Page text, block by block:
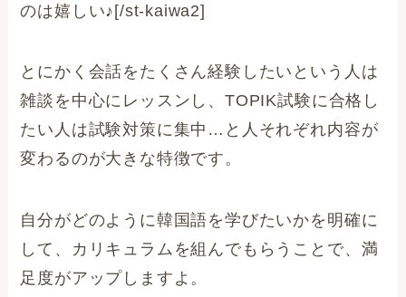
のは嬉しい♪[/st-kaiwa2]
とにかく会話をたくさん経験したいという人は
雑談を中心にレッスンし、TOPIK試験に合格し
たい人は試験対策に集中…と人それぞれ内容が
変わるのが大きな特徴です。
自分がどのように韓国語を学びたいかを明確に
して、カリキュラムを組んでもらうことで、満
足度がアップしますよ。